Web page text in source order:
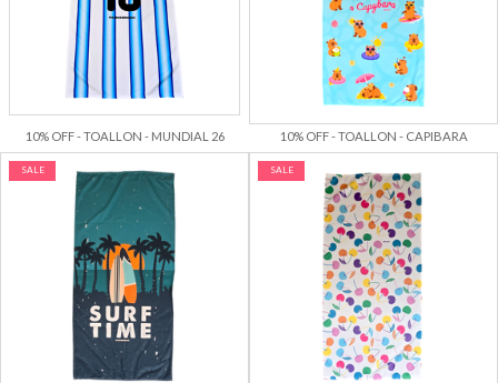
10% OFF - TOALLON - MUNDIAL 26 10% OFF - TOALLON - CAPIBARA
SALE SALE